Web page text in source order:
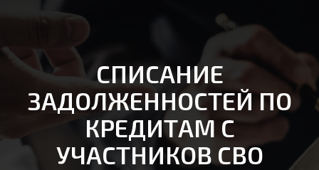
СПИСАНИЕ
ЗАДОЛЖЕННОСТЕЙ ПО
КРЕДИТАМ С
УЧАСТНИКОВ СВО